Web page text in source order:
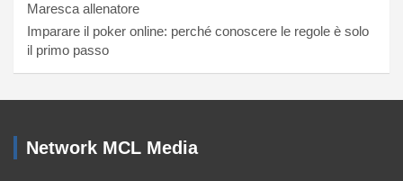
Maresca allenatore
Imparare il poker online: perché conoscere le regole è solo
il primo passo
Network MCL Media